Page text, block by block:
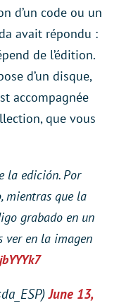
d’un code ou un
avait répondu :
de l’édition.
d’un disque,
accompagnée
que vous
la edición. Por
mientras que la
grabado en un
ver en la imagen
June 13,